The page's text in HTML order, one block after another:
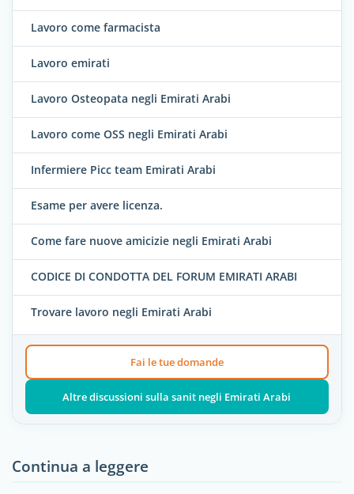
Lavoro come farmacista
Lavoro emirati
Lavoro Osteopata negli Emirati Arabi
Lavoro come OSS negli Emirati Arabi
Infermiere Picc team Emirati Arabi
Esame per avere licenza.
Come fare nuove amicizie negli Emirati Arabi
CODICE DI CONDOTTA DEL FORUM EMIRATI ARABI
Trovare lavoro negli Emirati Arabi
Fai le tue domande
Altre discussioni sulla sanit negli Emirati Arabi
Continua a leggere